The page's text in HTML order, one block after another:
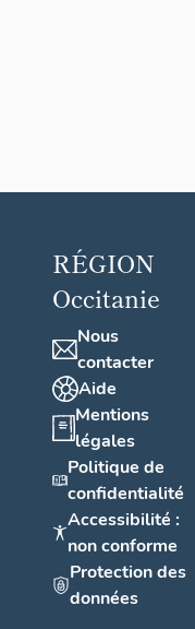
RÉGION
Occitanie
Nous
contacter
Aide
Mentions
légales
Politique de
confidentialité
Accessibilité :
non conforme
Protection des
données